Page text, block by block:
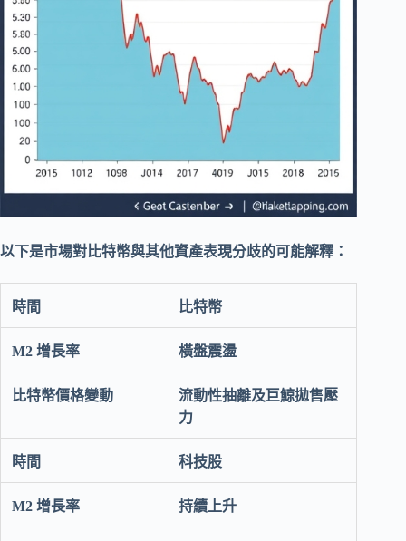
以下是市場對比特幣與其他資產表現分歧的可能解釋：
比特幣
橫盤震盪
流動性抽離及巨鯨拋售壓
力
科技股
持續上升